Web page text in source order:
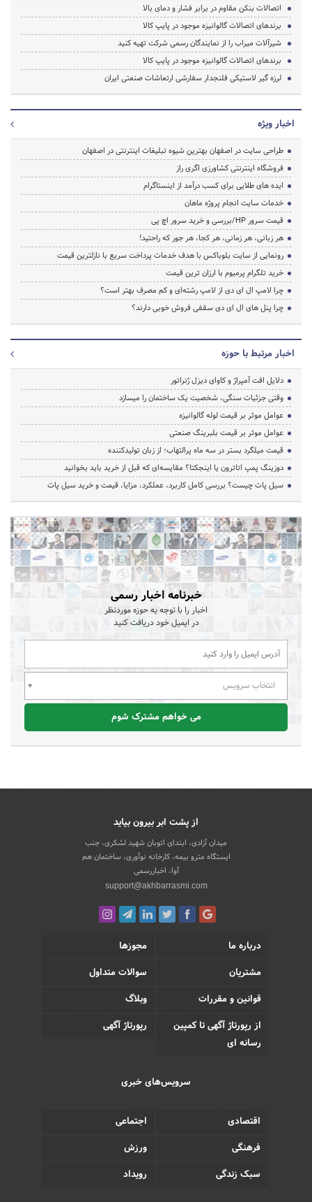
اتصالات بنکن مقاوم در برابر فشار و دمای بالا
برندهای اتصالات گالوانیزه موجود در پایپ کالا
شیرآلات میراب را از نمایندگان رسمی شرکت تهیه کنید
برندهای اتصالات گالوانیزه موجود در پایپ کالا
لرزه گیر لاستیکی فلنجدار سفارشی ارتعاشات صنعتی ایران
اخبار ویژه
طراحی سایت در اصفهان بهترین شیوه تبلیغات اینترنتی در اصفهان
فروشگاه اینترنتی کشاورزی اگری راز
ایده های طلایی برای کسب درآمد از اینستاگرام
خدمات سایت انجام پروژه ماهان
قیمت سرور HP/بررسی و خرید سرور اچ پی
هر زبانی، هر زمانی، هر کجا، هر جور که راحتید!
رونمایی از سایت بلوباکس با هدف خدمات پرداخت سریع با نازلترین قیمت
خرید تلگرام پرمیوم با ارزان ترین قیمت
چرا لامپ ال ای دی از لامپ رشته‌ای و کم مصرف بهتر است؟
چرا پنل های ال ای دی سقفی فروش خوبی دارند؟
اخبار مرتبط با حوزه
دلایل افت آمپراژ و کاوای دیزل ژنراتور
وقتی جزئیات سنگی، شخصیت یک ساختمان را میسازد
عوامل موثر بر قیمت لوله گالوانیزه
عوامل موثر بر قیمت بلبرینگ صنعتی
قیمت میلگرد بستر در سه ماه پرالتهاب؛ از زبان تولیدکننده
دوزینگ پمپ اتاترون یا اینجکتا؟ مقایسه‌ای که قبل از خرید باید بخوانید
سیل پات چیست؟ بررسی کامل کاربرد، عملکرد، مزایا، قیمت و خرید سیل پات
خبرنامه اخبار رسمی
اخبار را با توجه به حوزه موردنظر
در ایمیل خود دریافت کنید
انتخاب سرویس
می خواهم مشترک شوم
از پشت ابر بیرون بیاید
میدان آزادی، ابتدای اتوبان شهید لشکری، جنب
ایستگاه مترو بیمه، کارخانه نوآوری، ساختمان هم
آوا، اخباررسمی
support@akhbarrasmi.com
درباره ما
مجوزها
مشتریان
سوالات متداول
قوانین و مقررات
وبلاگ
از رپورتاژ آگهی تا کمپین
رسانه ای
رپورتاژ آگهی
سرویس‌های خبری
اقتصادی
اجتماعی
فرهنگی
ورزش
سبک زندگی
رویداد